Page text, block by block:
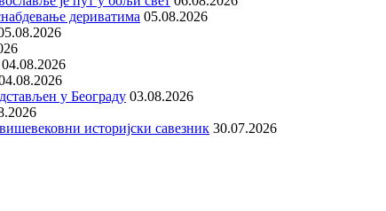
дериватима 05.08.2026
04.08.2026
у Београду 03.08.2026
историјски савезник 30.07.2026